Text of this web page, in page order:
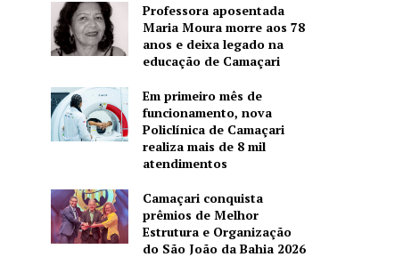
Professora aposentada
Maria Moura morre aos 78
anos e deixa legado na
educação de Camaçari
Em primeiro mês de
funcionamento, nova
Policlínica de Camaçari
realiza mais de 8 mil
atendimentos
Camaçari conquista
prêmios de Melhor
Estrutura e Organização
do São João da Bahia 2026